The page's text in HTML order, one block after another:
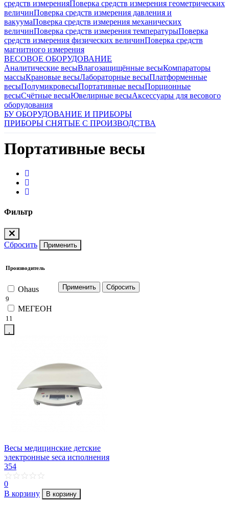
средств измеренияПоверка средств измерения геометрических
величинПоверка средств измерения давления и
вакуумаПоверка средств измерения механических
величинПоверка средств измерения температурыПоверка
средств измерения физических величинПоверка средств
магнитного измерения
ВЕСОВОЕ ОБОРУДОВАНИЕ
Аналитические весыВлагозащищённые весыКомпараторы
массыКрановые весыЛабораторные весыПлатформенные
весыПолумикровесыПортативные весыПорционные
весыСчётные весыЮвелирные весыАксессуары для весового
оборудования
БУ ОБОРУДОВАНИЕ И ПРИБОРЫ
ПРИБОРЫ СНЯТЫЕ С ПРОИЗВОДСТВА
Портативные весы
Фильтр
Сбросить Применить
Производитель
Ohaus
9
МЕГЕОН
11
Весы медицинские детские
электронные seca исполнения
354
0
В корзину
В корзину